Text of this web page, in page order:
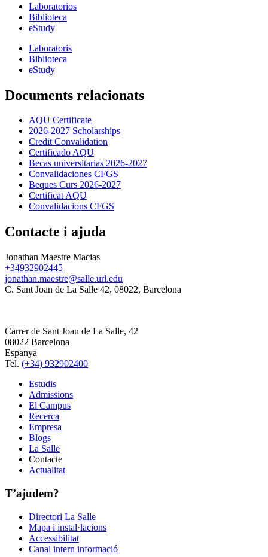
Laboratorios
Biblioteca
eStudy
Laboratoris
Biblioteca
eStudy
Documents relacionats
AQU Certificate
2026-2027 Scholarships
Credit Convalidation
Certificado AQU
Becas universitarias 2026-2027
Convalidaciones CFGS
Beques Curs 2026-2027
Certificat AQU
Convalidacions CFGS
Contacte i ajuda
Jonathan Maestre Macias
+34932902445
jonathan.maestre@salle.url.edu
C. Sant Joan de La Salle 42, 08022, Barcelona
Carrer de Sant Joan de La Salle, 42
08022 Barcelona
Espanya
Tel. (+34) 932902400
Estudis
Admissions
El Campus
Recerca
Empresa
Blogs
La Salle
Contacte
Actualitat
T’ajudem?
Directori La Salle
Mapa i instal·lacions
Accessibilitat
Canal intern informació